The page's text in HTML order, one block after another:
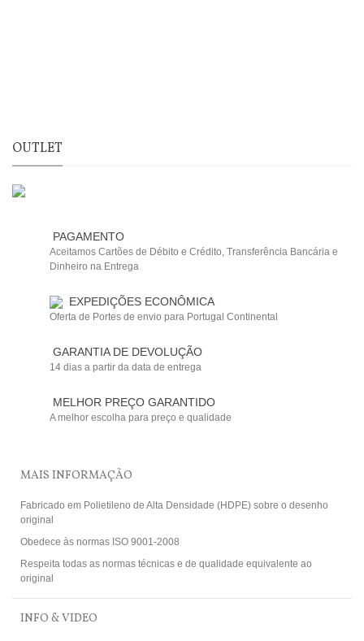
OUTLET
PAGAMENTO
Aceitamos Cartões de Débito e Crédito, Transferência Bancária e
Dinheiro na Entrega
EXPEDIÇÕES ECONÔMICA
Oferta de Portes de envio para Portugal Continental
GARANTIA DE DEVOLUÇÃO
14 dias a partir da data de entrega
MELHOR PREÇO GARANTIDO
A melhor escolha para preço e qualidade
MAIS INFORMAÇÃO
Fabricado em Polietileno de Alta Densidade (HDPE) sobre o desenho
original
Obedece às normas ISO 9001-2008
Respeita todas as normas técnicas e de qualidade equivalente ao
original
INFO & VIDEO